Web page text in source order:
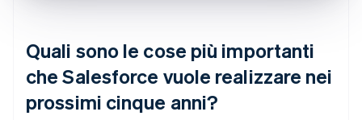
Quali sono le cose più importanti
che Salesforce vuole realizzare nei
prossimi cinque anni?